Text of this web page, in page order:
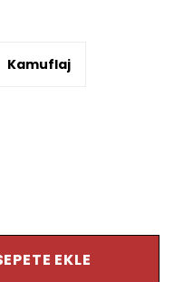
Kamuflaj
EKLE